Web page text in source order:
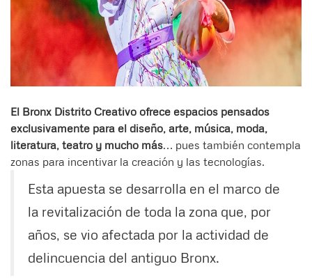
El Bronx Distrito Creativo ofrece espacios pensados
exclusivamente para el diseño, arte, música, moda,
literatura, teatro y mucho más… pues también contempla
zonas para incentivar la creación y las tecnologías.
Esta apuesta se desarrolla en el marco de
la revitalización de toda la zona que, por
años, se vio afectada por la actividad de
delincuencia del antiguo Bronx.